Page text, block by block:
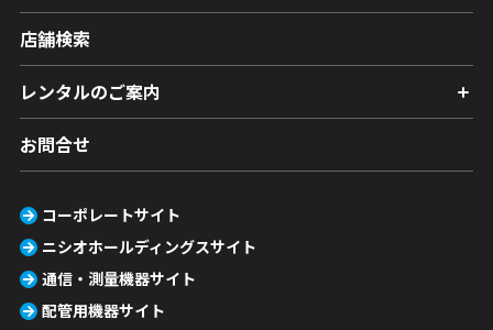
店舗検索
レンタルのご案内
お問合せ
コーポレートサイト
ニシオホールディングスサイト
通信・測量機器サイト
配管用機器サイト